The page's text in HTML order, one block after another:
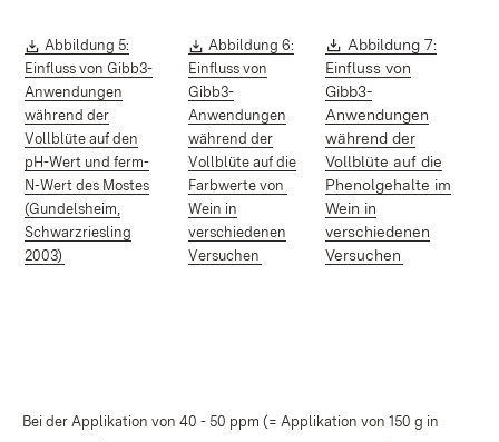
Download:
Abbildung 5:
Einfluss von Gibb3-
Anwendungen
während der
Vollblüte auf den
pH-Wert und ferm-
N-Wert des Mostes
(Gundelsheim,
Schwarzriesling
2003) (Öffnet in neuem Fenster)
Download:
Abbildung 6:
Einfluss von
Gibb3-
Anwendungen
während der
Vollblüte auf die
Farbwerte von
Wein in
verschiedenen
Versuchen (Öffnet in neuem Fenster)
Download:
Abbildung 7:
Einfluss von
Gibb3-
Anwendungen
während der
Vollblüte auf die
Phenolgehalte im
Wein in
verschiedenen
Versuchen
Bei der Applikation von 40 - 50 ppm (= Applikation von 150 g in